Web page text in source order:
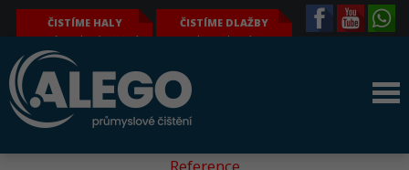
ČISTÍME HALY
průmyslové čištění
výrobních hal – tj.
obvodových plášťů,
světlíků, jeřábů a
jeřábových drah,
konstrukcí, podlahy
atd.
ČISTÍME DLAŽBY
komplexní a
zámkových a jiných
dlažeb, parkovacích
povrchů